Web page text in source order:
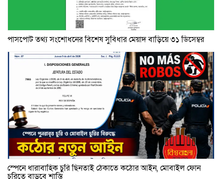
পাসপোর্ট তথ্য সংশোধনের বিশেষ সুবিধার মেয়াদ বাড়িয়ে ৩১ ডিসেম্বর
স্পেনে ধারাবাহিক চুরি ছিনতাই ঠেকাতে কঠোর আইন, মোবাইল ফোন
চুরিতে বাড়বে শাস্তি